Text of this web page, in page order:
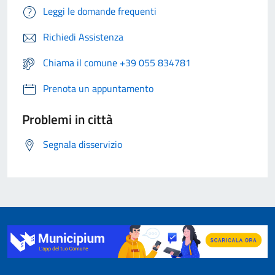
Leggi le domande frequenti
Richiedi Assistenza
Chiama il comune +39 055 834781
Prenota un appuntamento
Problemi in città
Segnala disservizio